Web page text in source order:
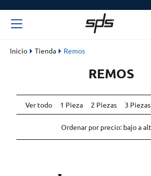
Inicio Tienda Remos
REMOS
Ver todo 1 Pieza 2 Piezas 3 Piezas